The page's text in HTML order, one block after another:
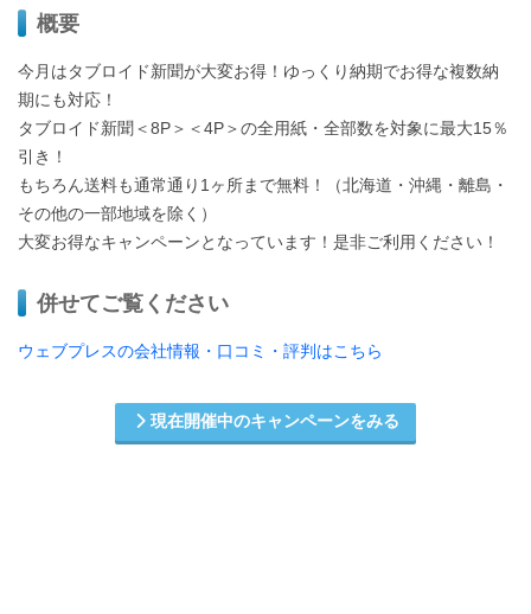
概要
今月はタブロイド新聞が大変お得！ゆっくり納期でお得な複数納
期にも対応！
タブロイド新聞＜8P＞＜4P＞の全用紙・全部数を対象に最大15％
引き！
もちろん送料も通常通り1ヶ所まで無料！（北海道・沖縄・離島・
その他の一部地域を除く）
大変お得なキャンペーンとなっています！是非ご利用ください！
併せてご覧ください
ウェブプレスの会社情報・口コミ・評判はこちら
現在開催中のキャンペーンをみる